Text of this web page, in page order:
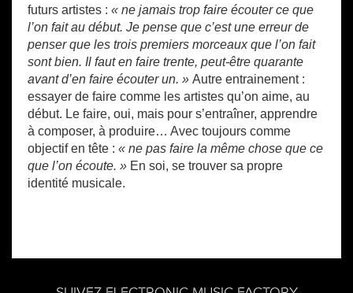
futurs artistes : « ne jamais trop faire écouter ce que
l’on fait au début. Je pense que c’est une erreur de
penser que les trois premiers morceaux que l’on fait
sont bien. Il faut en faire trente, peut-être quarante
avant d’en faire écouter un. » Autre entrainement :
essayer de faire comme les artistes qu’on aime, au
début. Le faire, oui, mais pour s’entraîner, apprendre
à composer, à produire… Avec toujours comme
objectif en tête : « ne pas faire la même chose que ce
que l’on écoute. » En soi, se trouver sa propre
identité musicale.